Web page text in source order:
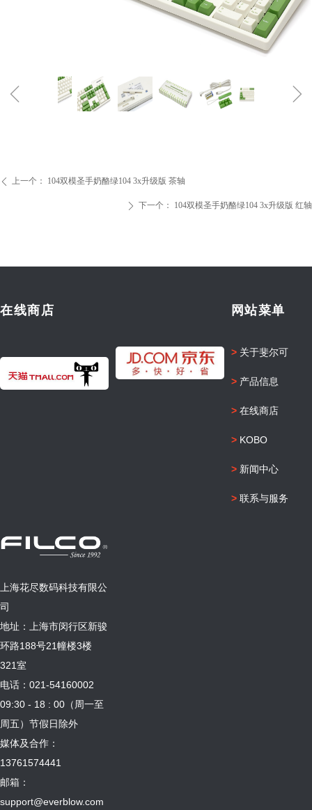
ꁆ ꁇ
ꄴ 上一个： 104双模圣手奶酪绿104 3x升级版 茶轴
ꄲ 下一个： 104双模圣手奶酪绿104 3x升级版 红轴
网站菜单
>关于斐尔可
>产品信息
>在线商店
>KOBO
>新闻中心
>联系与服务
在线商店
上海花尽数码科技有限公
司
地址：上海市闵行区新骏
环路188号21幢楼3楼
321室
电话：021-54160002
09:30 - 18 : 00（周一至
周五）节假日除外
媒体及合作：
13761574441
邮箱：
support@everblow.com